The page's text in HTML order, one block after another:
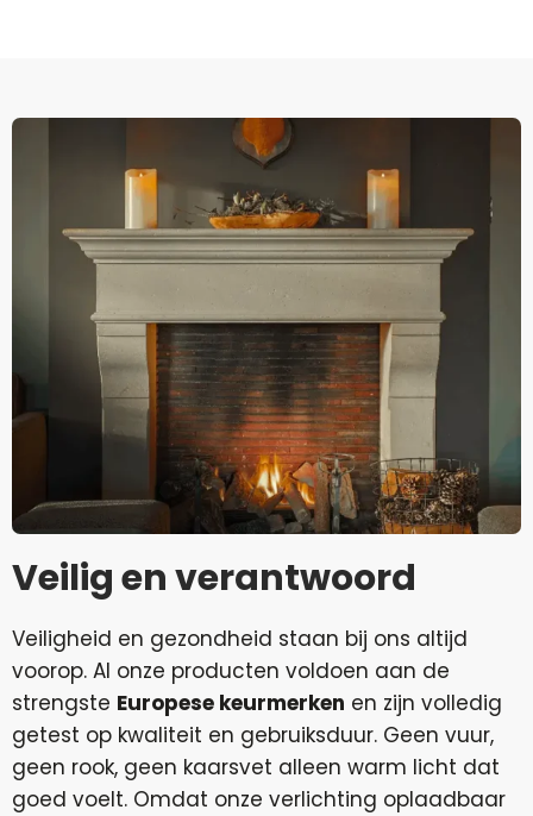
Veilig en verantwoord
Veiligheid en gezondheid staan bij ons altijd
voorop. Al onze producten voldoen aan de
strengste Europese keurmerken en zijn volledig
getest op kwaliteit en gebruiksduur. Geen vuur,
geen rook, geen kaarsvet alleen warm licht dat
goed voelt. Omdat onze verlichting oplaadbaar